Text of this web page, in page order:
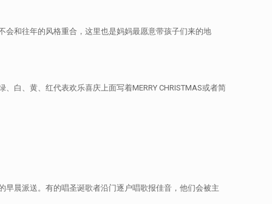
和往年的风格重合，这里也是妈妈最愿意带孩子们来的地
白、黄、红代表欢乐喜庆上面写着MERRY CHRISTMAS或者简
晨派送。有的唱圣诞歌者沿门逐户唱歌报佳音，他们会被主